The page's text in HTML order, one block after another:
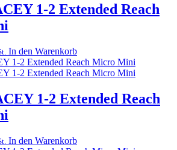
1-2 Extended Reach
In den Warenkorb
1-2 Extended Reach
In den Warenkorb